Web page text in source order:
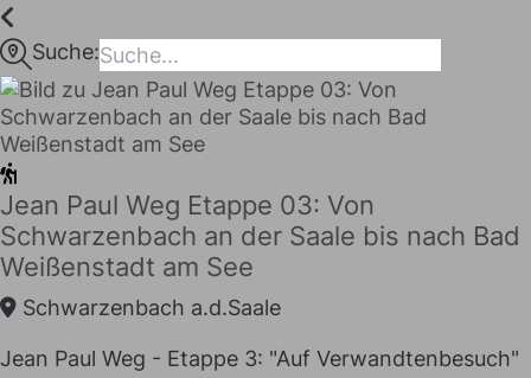
springen
maps
Suche:
Jean Paul Weg Etappe 03: Von
Schwarzenbach an der Saale bis nach Bad
Weißenstadt am See
Schwarzenbach a.d.Saale
Jean Paul Weg - Etappe 3: "Auf Verwandtenbesuch"